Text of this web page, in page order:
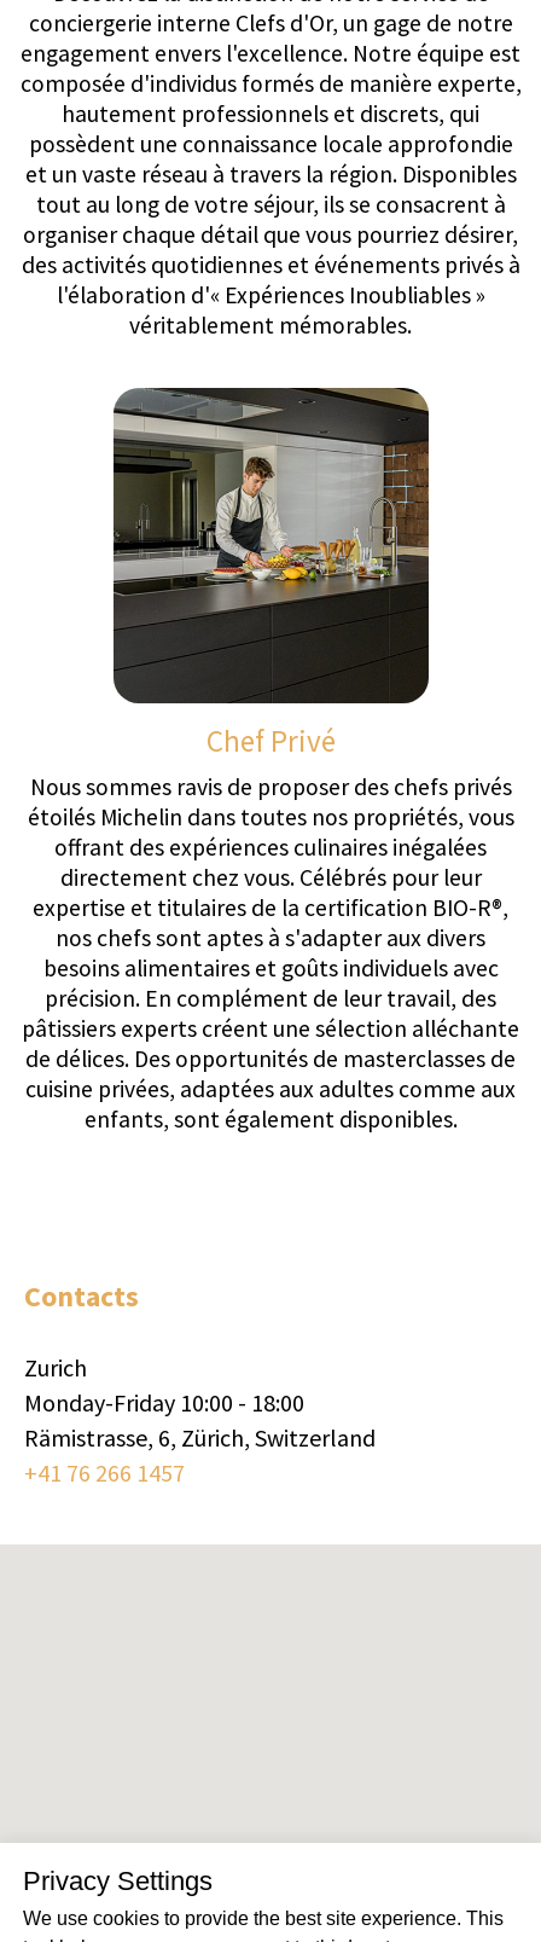
Privacy Settings
We use cookies to provide the best site experience. This
Contacts
Zurich
Monday-Friday 10:00 - 18:00
Rämistrasse, 6, Zürich, Switzerland
+41 76 266 1457